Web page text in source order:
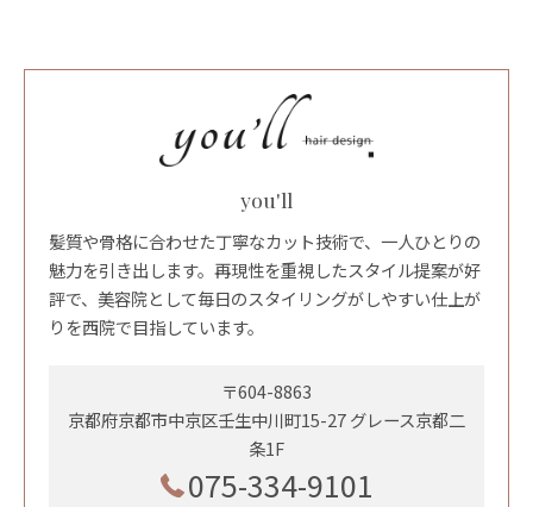
you'll
髪質や骨格に合わせた丁寧なカット技術で、一人ひとりの
魅力を引き出します。再現性を重視したスタイル提案が好
評で、美容院として毎日のスタイリングがしやすい仕上が
りを西院で目指しています。
〒604-8863
京都府京都市中京区壬生中川町15-27 グレース京都二
条1F
075-334-9101